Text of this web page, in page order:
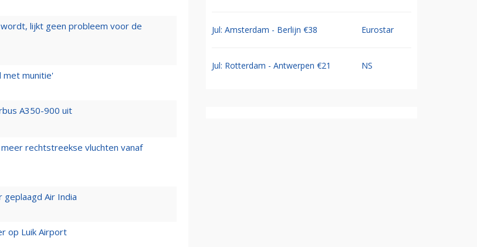
lijkt geen probleem voor de
met munitie'
A350-900 uit
rechtstreekse vluchten vanaf
Air India
op Luik Airport
Jul: Amsterdam - Berlijn €38 Eurostar
Jul: Rotterdam - Antwerpen €21 NS